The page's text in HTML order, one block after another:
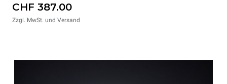
CHF 387.00
Zzgl. MwSt. und Versand